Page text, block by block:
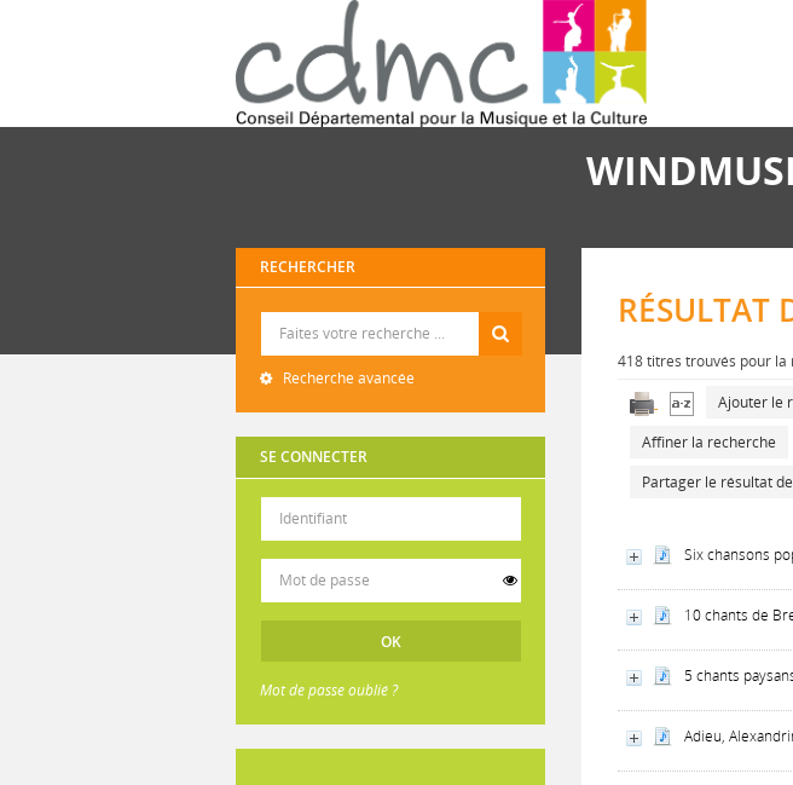
RECHERCHER
Recherche avancée
SE CONNECTER
Mot de passe oublié ?
RÉSULTAT
418 titres trouvés pour la
Ajouter le
Affiner la recherche
Partager le résultat
Six chansons
10 chants de
5 chants
Adieu,